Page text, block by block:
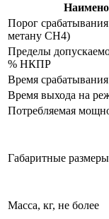
Порог
метану СН4)
Пределы
% НКПР
Время
Время выхода на
Потребляемая
Габаритные
Масса, кг, не более